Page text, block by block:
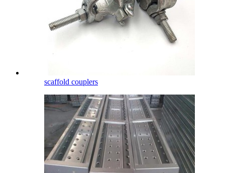
scaffold couplers